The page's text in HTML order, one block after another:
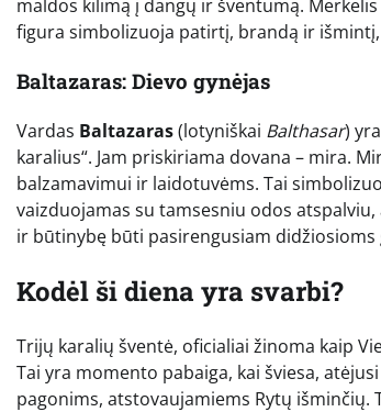
maldos kilimą į dangų ir šventumą.
figura simbolizuoja patirtį, brandą ir išmintį,
Baltazaras: Dievo gynėjas
Vardas Baltazaras(lotyniškai Balthasar)
karalius“. Jam priskiriama dovana – mira.
balzamavimui ir laidotuvėms. Tai
vaizduojamas su tamsesniu odos
ir būtinybę būti pasirengusiam
Kodėl ši diena yra svarbi?
Trijų karalių šventė, oficialiai žinoma kaip
Tai yra momento pabaiga, kai šviesa,
pagonims, atstovaujamiems Rytų